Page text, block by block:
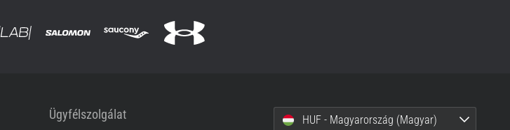
Ügyfélszolgálat HUF - Magyarország (Magyar)